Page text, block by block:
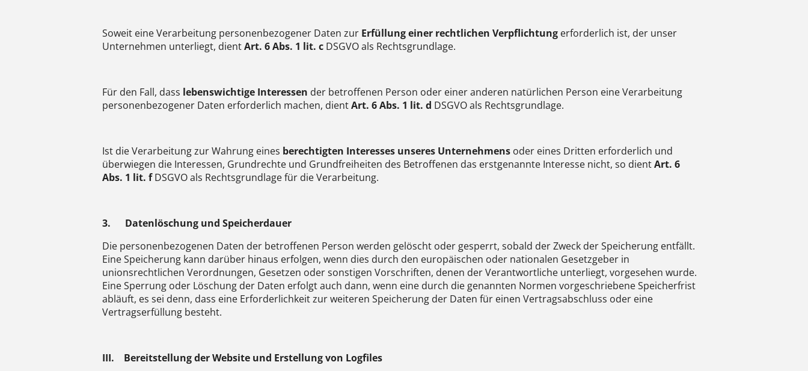
Soweit eine Verarbeitung personenbezogener Daten zur Erfüllung einer rechtlichen Verpflichtung erforderlich ist, der unser
Unternehmen unterliegt, dientArt. 6 Abs. 1 lit. c DSGVO als Rechtsgrundlage.
Für den Fall, dass lebenswichtige Interessen der betroffenen Person oder einer anderen natürlichen Person eine Verarbeitung
personenbezogener Daten erforderlich machen, dientArt. 6 Abs. 1 lit. d DSGVO als Rechtsgrundlage.
Ist die Verarbeitung zur Wahrung eines berechtigten Interesses unseres Unternehmens oder eines Dritten erforderlich und
überwiegen die Interessen, Grundrechte und Grundfreiheiten des Betroffenen das erstgenannte Interesse nicht, so dientArt. 6
Abs. 1 lit. fDSGVO als Rechtsgrundlage für die Verarbeitung.
3. Datenlöschung und Speicherdauer
Die personenbezogenen Daten der betroffenen Person werden gelöscht oder gesperrt, sobald der Zweck der Speicherung entfällt.
Eine Speicherung kann darüber hinaus erfolgen, wenn dies durch den europäischen oder nationalen Gesetzgeber in
unionsrechtlichen Verordnungen, Gesetzen oder sonstigen Vorschriften, denen der Verantwortliche unterliegt, vorgesehen wurde.
Eine Sperrung oder Löschung der Daten erfolgt auch dann, wenn eine durch die genannten Normen vorgeschriebene Speicherfrist
abläuft, es sei denn, dass eine Erforderlichkeit zur weiteren Speicherung der Daten für einen Vertragsabschluss oder eine
Vertragserfüllung besteht.
III. Bereitstellung der Website und Erstellung von Logfiles